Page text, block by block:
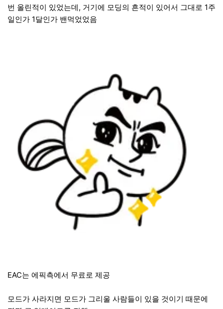
번 올린적이 있었는데, 거기에 모딩의 흔적이 있어서 그대로 1주
일인가 1달인가 밴먹었었음
EAC는 에픽측에서 무료로 제공
모드가 사라지면 모드가 그리울 사람들이 있을 것이기 때문에